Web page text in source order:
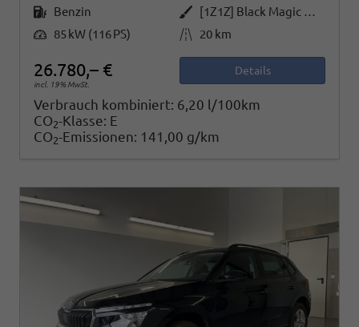
Kraftstoff Benzin Außenfarbe
[1Z1Z] Black Magic Metallic
Leistung 85 kW (116 PS) Kilometerstand 20 km
26.780,– €
incl. 19% MwSt.
Details
Verbrauch kombiniert: 6,20 l/100km
CO2-Klasse: E
CO2-Emissionen: 141,00 g/km